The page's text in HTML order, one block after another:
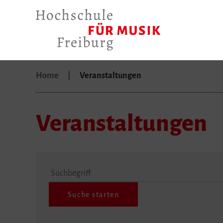
Home Veranstaltungen
Veranstaltungen
Suchbegriff